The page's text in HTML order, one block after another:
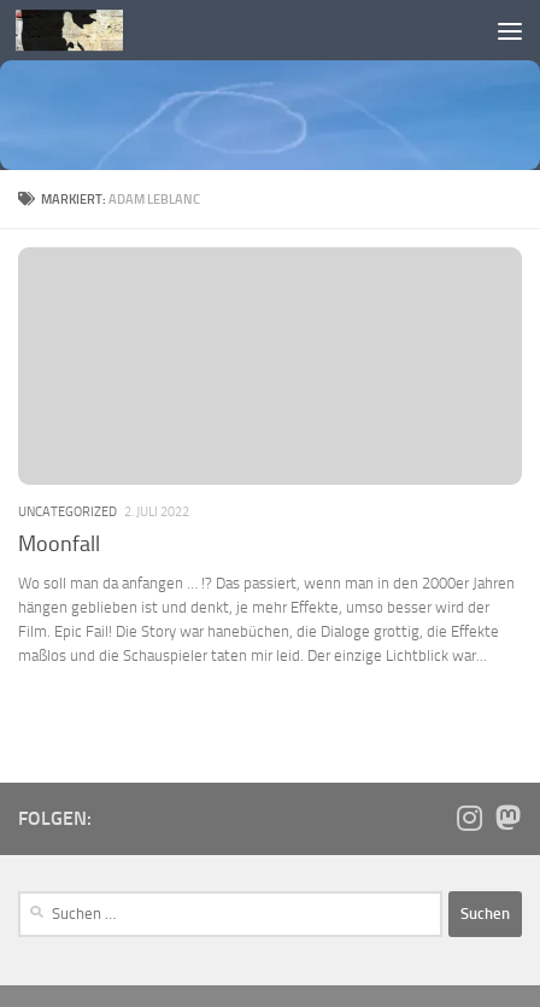
Skip to content
MARKIERT:ADAM LEBLANC
UNCATEGORIZED 2. JULI 2022
Moonfall
Wo soll man da anfangen … !? Das passiert, wenn man in den 2000er Jahren
hängen geblieben ist und denkt, je mehr Effekte, umso besser wird der
Film. Epic Fail! Die Story war hanebüchen, die Dialoge grottig, die Effekte
maßlos und die Schauspieler taten mir leid. Der einzige Lichtblick war...
FOLGEN: